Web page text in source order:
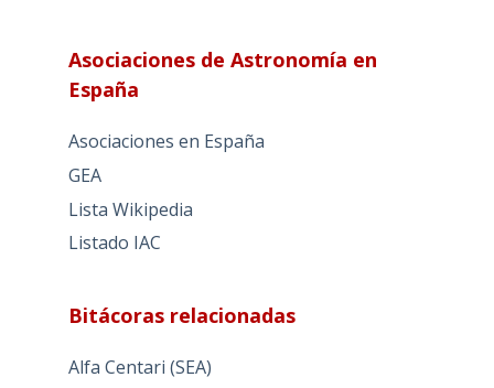
Asociaciones de Astronomía en
España
Asociaciones en España
GEA
Lista Wikipedia
Listado IAC
Bitácoras relacionadas
Alfa Centari (SEA)